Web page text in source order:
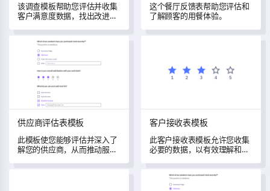
该调查模板帮助您评估并收集
客户满意度数据，找出改进的
这个餐厅反馈表帮助您评估和
了解顾客的用餐体验。
供应商评估表模板
供应商评估表模板
此模板使您能够评估并深入了
解您的供应商，从而推动服务
客户接收表模板
此客户接收表模板允许您收集
必要的数据，以有效理解和定
意度。
事件报告模板